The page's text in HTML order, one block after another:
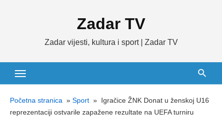
Zadar TV
Zadar vijesti, kultura i sport | Zadar TV
Početna stranica » Sport » Igračice ŽNK Donat u ženskoj U16
reprezentaciji ostvarile zapažene rezultate na UEFA turniru